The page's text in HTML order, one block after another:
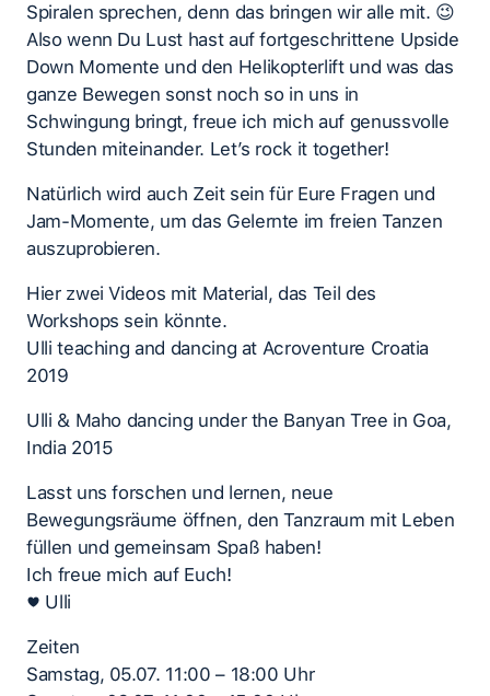
Spiralen sprechen, denn das bringen wir alle mit. 😉
Also wenn Du Lust hast auf fortgeschrittene Upside
Down Momente und den Helikopterlift und was das
ganze Bewegen sonst noch so in uns in
Schwingung bringt, freue ich mich auf genussvolle
Stunden miteinander. Let’s rock it together!
Natürlich wird auch Zeit sein für Eure Fragen und
Jam-Momente, um das Gelernte im freien Tanzen
auszuprobieren.
Hier zwei Videos mit Material, das Teil des
Workshops sein könnte.
Ulli teaching and dancing at Acroventure Croatia
2019
Ulli & Maho dancing under the Banyan Tree in Goa,
India 2015
Lasst uns forschen und lernen, neue
Bewegungsräume öffnen, den Tanzraum mit Leben
füllen und gemeinsam Spaß haben!
Ich freue mich auf Euch!
♥ Ulli
Zeiten
Samstag, 05.07. 11:00 – 18:00 Uhr